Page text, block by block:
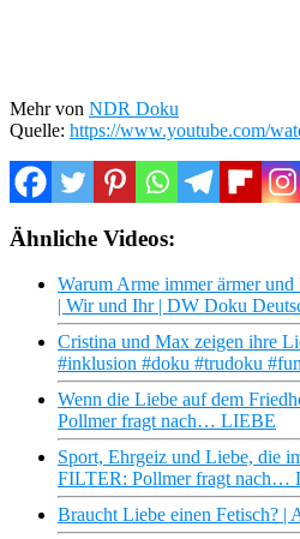
Mehr von NDR Doku
Quelle: https://www.youtube.com/
Ähnliche Videos:
Warum Arme immer ärmer
| Wir und Ihr | DW Doku
Cristina und Max zeigen ihre
#inklusion #doku #trudoku
Wenn die Liebe auf dem
Pollmer fragt nach… LIEBE
Sport, Ehrgeiz und Liebe, die
FILTER: Pollmer fragt nach…
Braucht Liebe einen Fetisch? |